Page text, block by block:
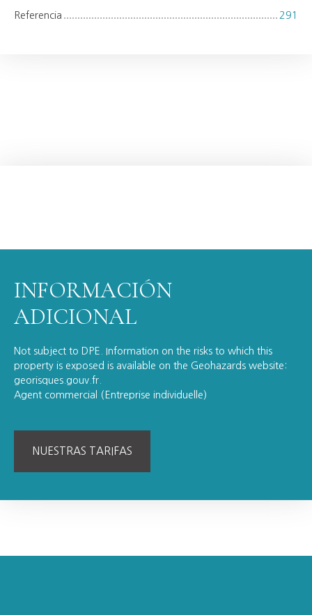
Referencia 291
INFORMACIÓN
ADICIONAL
Not subject to DPE. Information on the risks to which this
property is exposed is available on the Geohazards website:
georisques.gouv.fr.
Agent commercial (Entreprise individuelle)
NUESTRAS TARIFAS